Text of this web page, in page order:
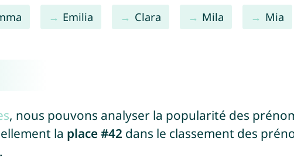
Emilia Clara Mila Mia
, nous pouvons analyser la popularité des
la place #42 dans le classement des